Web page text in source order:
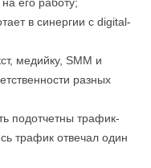
в синергии с digital-
медийку, SMM и
разных
подотчетны трафик-
трафик отвечал один